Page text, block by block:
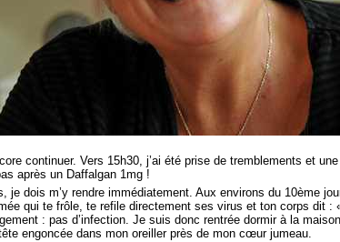
continuer. Vers 15h30, j’ai été prise de tremblements et
après un Daffalgan 1mg !
je dois m’y rendre immédiatement. Aux environs du 10ème
qui te frôle, te refile directement ses virus et ton corps dit
: pas d’infection. Je suis donc rentrée dormir à la
engoncée dans mon oreiller près de mon cœur jumeau.